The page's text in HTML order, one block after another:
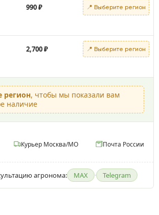
990₽ 📍 Выберите регион
2,700₽ 📍 Выберите регион
регион, чтобы мы показали вам
наличие
Курьер Москва/МО
Почта России
агронома: MAX · Telegram